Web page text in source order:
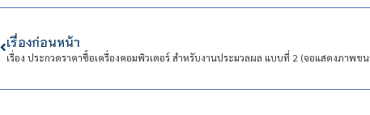
เรื่องก่อนหน้า